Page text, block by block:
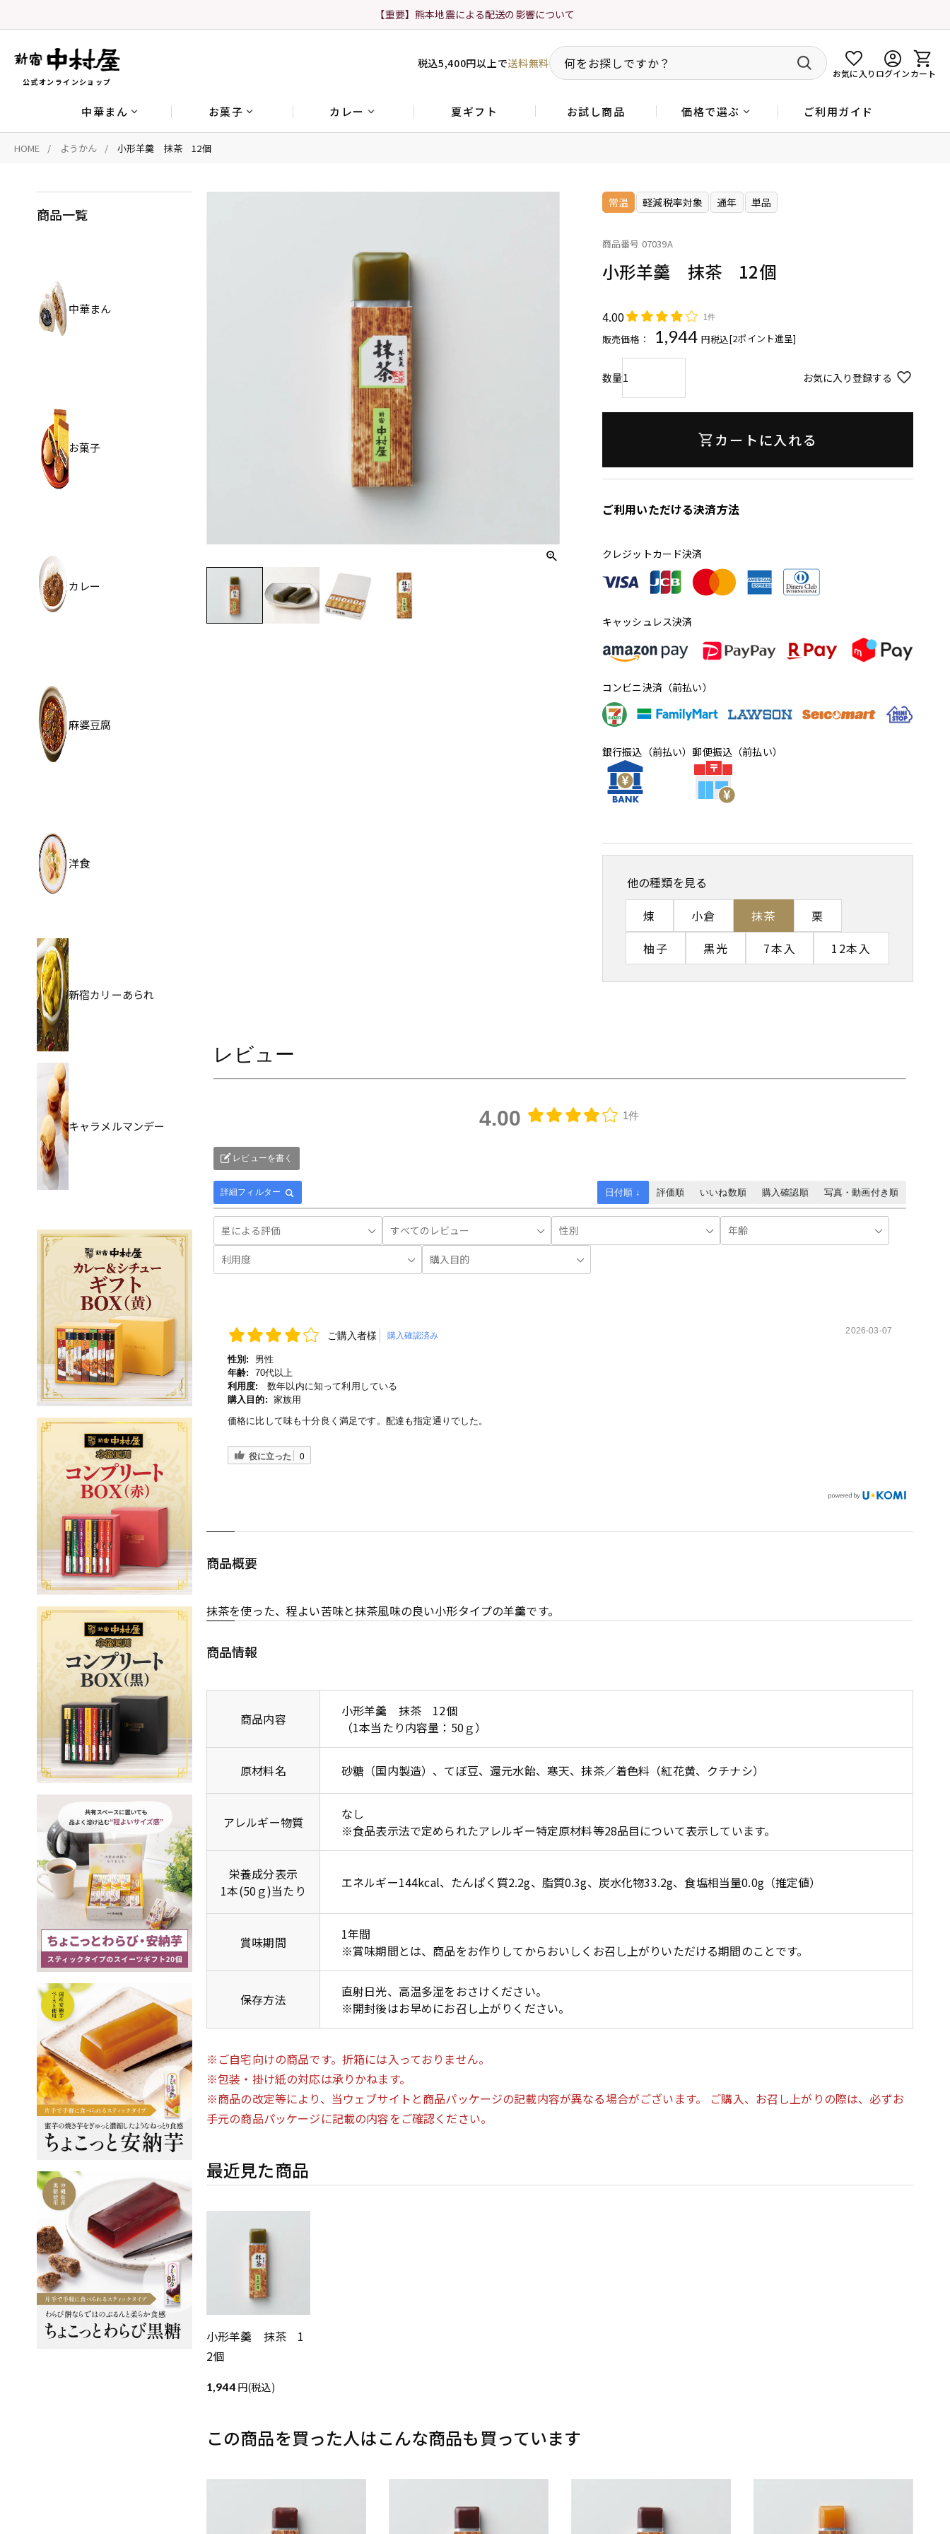
【重要】熊本地震による配送の影響について
公式オンラインショップ
税込5,400円以上で送料無料
お気に入りログインカート
中華まん お菓子 カレー 夏ギフト お試し商品 価格で選ぶ ご利用ガイド
HOME ようかん 小形羊羹 抹茶 12個
商品一覧
中華まん
お菓子
カレー
麻婆豆腐
洋食
新宿カリーあられ
キャラメルマンデー
常温 軽減税率対象 通年 単品
商品番号 07039A
小形羊羹 抹茶 12個
4.00 1件
販売価格： 1,944 税込[2ポイント進呈]
お気に入り登録する
カートに入れる
ご利用いただける決済方法
クレジットカード決済
キャッシュレス決済
コンビニ決済（前払い）
銀行振込（前払い）郵便振込（前払い）
他の種類を見る
煉
小倉 抹茶
栗
柚子
黒光 7本入 12本入
レビュー
4.00 1件
レビューを書く
詳細フィルター 日付順 ↓ 評価順 いいね数順 購入確認順 写真・動画付き順
ご購入者様 購入確認済み 2026-03-07
性別:
男性
年齢:
70代以上
利用度:
数年以内に知って利用している
購入目的: 家族用
価格に比して味も十分良く満足です。配達も指定通りでした。
役に立った 0
商品概要
抹茶を使った、程よい苦味と抹茶風味の良い小形タイプの羊羹です。
商品情報
商品内容
小形羊羹 抹茶 12個
（1本当たり内容量：50ｇ）
原材料名 砂糖（国内製造）、てぼ豆、還元水飴、寒天、抹茶／着色料（紅花黄、クチナシ）
アレルギー物質
なし
※食品表示法で定められたアレルギー特定原材料等28品目について表示しています。
栄養成分表示
1本(50ｇ)当たり
エネルギー144kcal、たんぱく質2.2g、脂質0.3g、炭水化物33.2g、食塩相当量0.0g（推定値）
賞味期間
1年間
※賞味期間とは、商品をお作りしてからおいしくお召し上がりいただける期間のことです。
保存方法
直射日光、高温多湿をおさけください。
※開封後はお早めにお召し上がりください。
※ご自宅向けの商品です。折箱には入っておりません。
※包装・掛け紙の対応は承りかねます。
※商品の改定等により、当ウェブサイトと商品パッケージの記載内容が異なる場合がございます。 ご購入、お召し上がりの際は、必ずお
手元の商品パッケージに記載の内容をご確認ください。
最近見た商品
小形羊羹 抹茶 1
2個
1,944 (税込)
この商品を買った人はこんな商品も買っています